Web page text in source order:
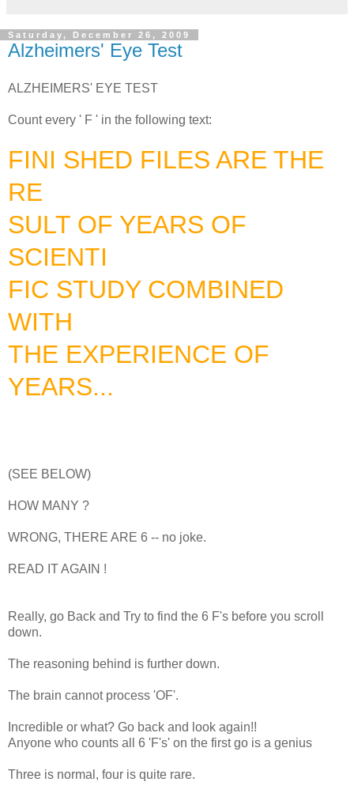
Saturday, December 26, 2009
Alzheimers' Eye Test
ALZHEIMERS' EYE TEST
Count every ' F ' in the following text:
FINI SHED FILES ARE THE
RE
SULT OF YEARS OF
SCIENTI
FIC STUDY COMBINED
WITH
THE EXPERIENCE OF
YEARS...
(SEE BELOW)
HOW MANY ?
WRONG, THERE ARE 6 -- no joke.
READ IT AGAIN !
Really, go Back and Try to find the 6 F's before you scroll
down.
The reasoning behind is further down.
The brain cannot process 'OF'.
Incredible or what? Go back and look again!!
Anyone who counts all 6 'F's' on the first go is a genius
Three is normal, four is quite rare.